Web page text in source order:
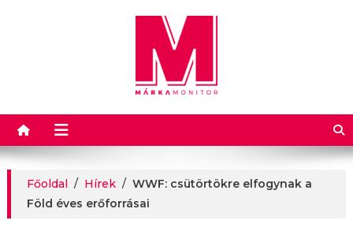
Márkamonitor
Főoldal / Hírek / WWF: csütörtökre elfogynak a
Föld éves erőforrásai